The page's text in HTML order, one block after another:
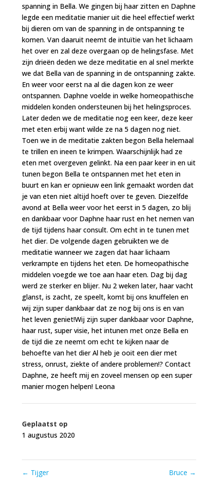
spanning in Bella. We gingen bij haar zitten en Daphne
legde een meditatie manier uit die heel effectief werkt
bij dieren om van de spanning in de ontspanning te
komen. Van daaruit neemt de intuïtie van het lichaam
het over en zal deze overgaan op de helingsfase. Met
zijn drieën deden we deze meditatie en al snel merkte
we dat Bella van de spanning in de ontspanning zakte.
En weer voor eerst na al die dagen kon ze weer
ontspannen. Daphne voelde in welke homeopathische
middelen konden ondersteunen bij het helingsproces.
Later deden we de meditatie nog een keer, deze keer
met eten erbij want wilde ze na 5 dagen nog niet.
Toen we in de meditatie zakten begon Bella helemaal
te trillen en ineen te krimpen. Waarschijnlijk had ze
eten met overgeven gelinkt. Na een paar keer in en uit
tunen begon Bella te ontspannen met het eten in
buurt en kan er opnieuw een link gemaakt worden dat
je van eten niet altijd hoeft over te geven. Diezelfde
avond at Bella weer voor het eerst in 5 dagen, zo blij
en dankbaar voor Daphne haar rust en het nemen van
de tijd tijdens haar consult. Om echt in te tunen met
het dier. De volgende dagen gebruikten we de
meditatie wanneer we zagen dat haar lichaam
verkrampte en tijdens het eten. De homeopathische
middelen voegde we toe aan haar eten. Dag bij dag
werd ze sterker en blijer. Nu 2 weken later, haar vacht
glanst, is zacht, ze speelt, komt bij ons knuffelen en
wij zijn super dankbaar dat ze nog bij ons is en van
het leven geniet!Wij zijn super dankbaar voor Daphne,
haar rust, super visie, het intunen met onze Bella en
de tijd die ze neemt om echt te kijken naar de
behoefte van het dier Al heb je ooit een dier met
stress, onrust, ziekte of andere problemen!? Contact
Daphne, ze heeft mij en zoveel mensen op een super
manier mogen helpen! Leona
Geplaatst op
1 augustus 2020
← Tijger Bruce →